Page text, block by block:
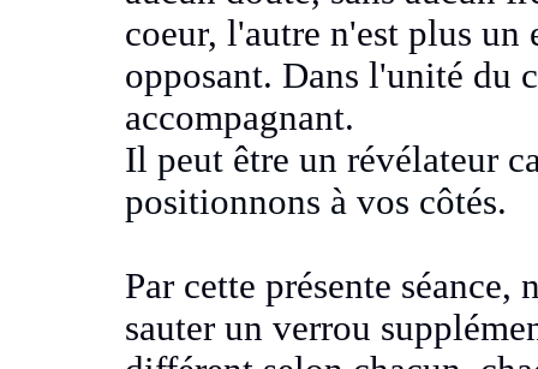
coeur, l'autre n'est plus un
opposant. Dans l'unité du
accompagnant.
Il peut être un révélateur
positionnons à vos côtés.
Par cette présente séance,
sauter un verrou